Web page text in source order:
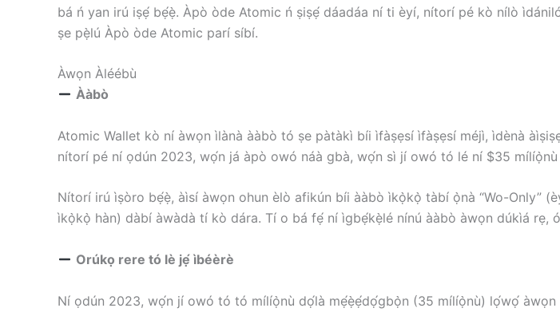
bá ń yan irú iṣẹ́ bẹ́ẹ̀. Àpò òde Atomic ń ṣiṣẹ́ dáadáa ní ti èyí, nítorí pé kò nílò
ṣe pẹ̀lú Àpò òde Atomic parí síbí.
Àwọn Àléébù
Ààbò
Atomic Wallet kò ní àwọn ìlànà ààbò tó ṣe pàtàkì bíi ìfàṣẹsí ìfàṣẹsí méjì, ìdènà
nítorí pé ní ọdún 2023, wọ́n já àpò owó náà gbà, wọ́n sì jí owó tó lé ní $35
Nítorí irú ìṣòro bẹ́ẹ̀, àìsí àwọn ohun èlò afikún bíi ààbò ìkọ̀kọ̀ tàbí ọ̀nà “Wo-
ìkọ̀kọ̀ hàn) dàbí àwàdà tí kò dára. Tí o bá fẹ́ ní ìgbẹ́kẹ̀lé nínú ààbò àwọn dúkìá rẹ,
Orúkọ rere tó lè jẹ́ ìbéèrè
Ní ọdún 2023, wọ́n jí owó tó tó mílíọ̀nù dọ́là mẹ́ẹ̀ẹ́dọ́gbọ̀n (35 mílíọ̀nù) lọ́wọ́